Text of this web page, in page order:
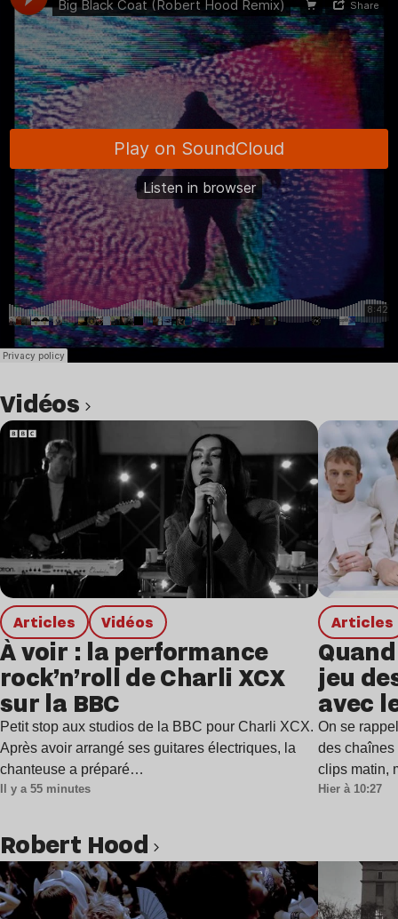
Vidéos
Articles Vidéos
À voir : la performance
rock’n’roll de Charli XCX
sur la BBC
Petit stop aux studios de la BBC pour Charli XCX.
Après avoir arrangé ses guitares électriques, la
chanteuse a préparé…
Il y a 55 minutes
Articles
jeu
avec
On se
des
clips matin,
Hier à 10:27
Robert Hood
Lire l’article